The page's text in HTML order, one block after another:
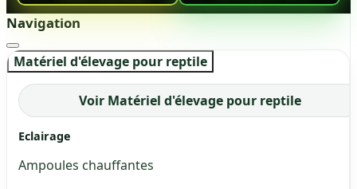
Navigation
Matériel d'élevage pour reptile
Voir Matériel d'élevage pour reptile
Eclairage
Ampoules chauffantes